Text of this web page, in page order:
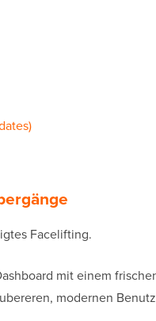
Facelifting.
mit einem
modernen